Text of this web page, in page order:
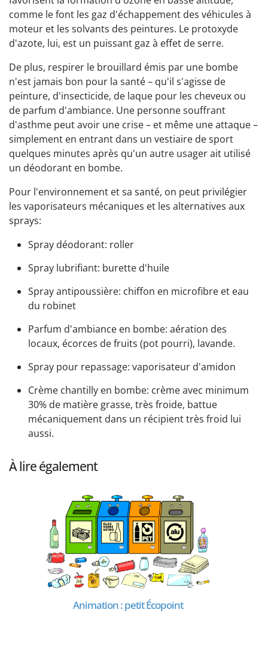
comme le font les gaz d'échappement des véhicules à
moteur et les solvants des peintures. Le protoxyde
d'azote, lui, est un puissant gaz à effet de serre.
De plus, respirer le brouillard émis par une bombe
n'est jamais bon pour la santé – qu'il s'agisse de
peinture, d'insecticide, de laque pour les cheveux ou
de parfum d'ambiance. Une personne souffrant
d'asthme peut avoir une crise – et même une attaque –
simplement en entrant dans un vestiaire de sport
quelques minutes après qu'un autre usager ait utilisé
un déodorant en bombe.
Pour l'environnement et sa santé, on peut privilégier
les vaporisateurs mécaniques et les alternatives aux
sprays:
Spray déodorant: roller
Spray lubrifiant: burette d'huile
Spray antipoussière: chiffon en microfibre et eau
du robinet
Parfum d'ambiance en bombe: aération des
locaux, écorces de fruits (pot pourri), lavande.
Spray pour repassage: vaporisateur d'amidon
Crème chantilly en bombe: crème avec minimum
30% de matière grasse, très froide, battue
mécaniquement dans un récipient très froid lui
aussi.
À lire également
Animation : petit Écopoint